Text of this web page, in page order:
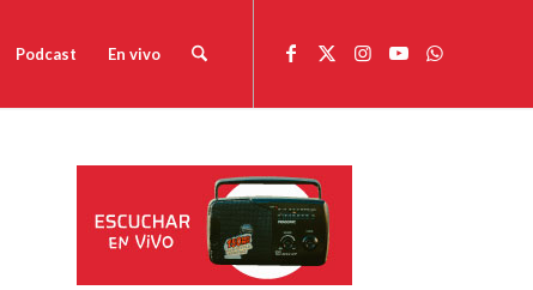
Podcast En vivo